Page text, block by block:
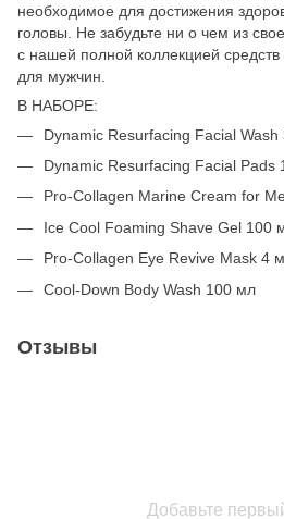
необходимое для достижения
головы. Не забудьте ни о чем из
с нашей полной коллекцией
для мужчин.
В НАБОРЕ:
Dynamic Resurfacing Facial
Dynamic Resurfacing Facial Pads
Pro-Collagen Marine Cream for
Ice Cool Foaming Shave Gel 100
Pro-Collagen Eye Revive Mask 4
Cool-Down Body Wash 100 мл
Отзывы
Добавьте